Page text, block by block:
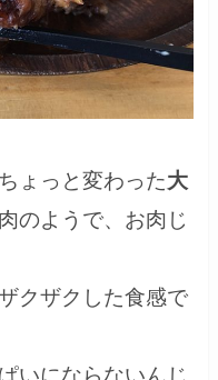
ょっと変わった大
のようで、お肉じ
クザクした食感で
いにならないんじ